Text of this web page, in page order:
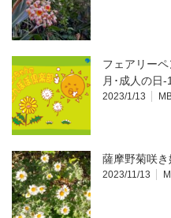
フェアリー
月･成人の日-
2023/1/13
薩摩野菊咲き
2023/11/13